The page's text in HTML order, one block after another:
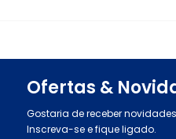
Ofertas &
Gostaria de receber
Inscreva-se e fique ligado.